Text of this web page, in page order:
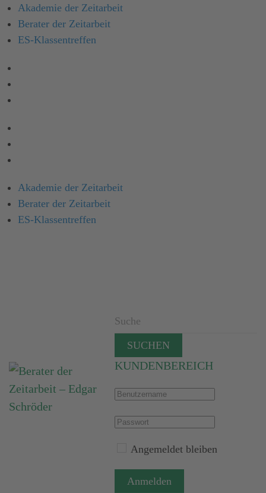
Akademie der Zeitarbeit
Berater der Zeitarbeit
ES-Klassen­treffen
Akademie der Zeitarbeit
Berater der Zeitarbeit
ES-Klassentreffen
SUCHEN
KUNDENBEREICH
Angemeldet bleiben
Anmelden